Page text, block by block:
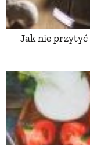
Jak nie